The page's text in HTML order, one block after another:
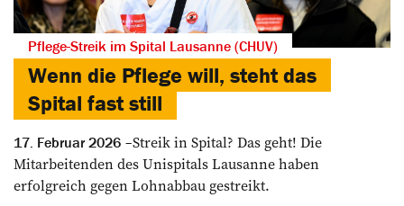
Pflege-Streik im Spital Lausanne (CHUV)
Wenn die Pflege will, steht das
Spital fast still
17. Februar 2026
Streik in Spital? Das geht! Die
Mitarbeitenden des Unispitals Lausanne haben
erfolgreich gegen Lohn­abbau gestreikt.